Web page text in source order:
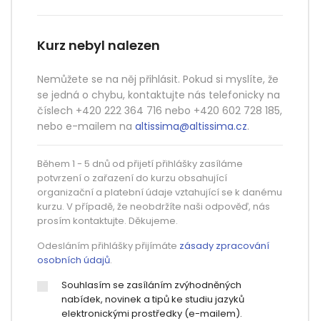
Kurz nebyl nalezen
Nemůžete se na něj přihlásit. Pokud si myslíte, že
se jedná o chybu, kontaktujte nás telefonicky na
číslech +420 222 364 716 nebo +420 602 728 185,
nebo e-mailem na altissima@altissima.cz.
Během 1 - 5 dnů od přijetí přihlášky zasíláme
potvrzení o zařazení do kurzu obsahující
organizační a platební údaje vztahující se k danému
kurzu. V případě, že neobdržíte naši odpověď, nás
prosím kontaktujte. Děkujeme.
Odesláním přihlášky přijímáte zásady zpracování
osobních údajů.
Souhlasím se zasíláním zvýhodněných
nabídek, novinek a tipů ke studiu jazyků
elektronickými prostředky (e-mailem).